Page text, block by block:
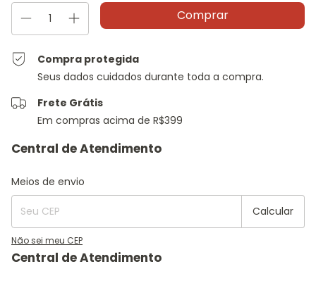
Compra protegida
Seus dados cuidados durante toda a compra.
Frete Grátis
Em compras acima de R$399
Entregas para o CEP:
Meios de envio
Calcular
Não sei meu CEP